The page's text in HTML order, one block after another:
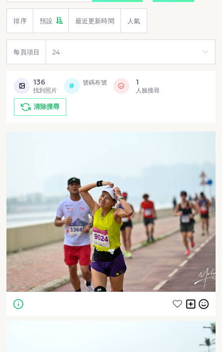
排序 預設 最近更新時間 人氣
每頁項目
136
找到照片
號碼布號 1
人臉搜尋
清除搜尋